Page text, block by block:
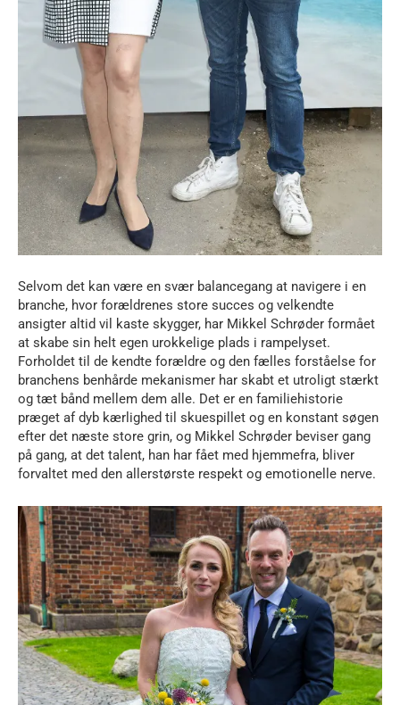
Selvom det kan være en svær balancegang at navigere i en
branche, hvor forældrenes store succes og velkendte
ansigter altid vil kaste skygger, har Mikkel Schrøder formået
at skabe sin helt egen urokkelige plads i rampelyset.
Forholdet til de kendte forældre og den fælles forståelse for
branchens benhårde mekanismer har skabt et utroligt stærkt
og tæt bånd mellem dem alle. Det er en familiehistorie
præget af dyb kærlighed til skuespillet og en konstant søgen
efter det næste store grin, og Mikkel Schrøder beviser gang
på gang, at det talent, han har fået med hjemmefra, bliver
forvaltet med den allerstørste respekt og emotionelle nerve.